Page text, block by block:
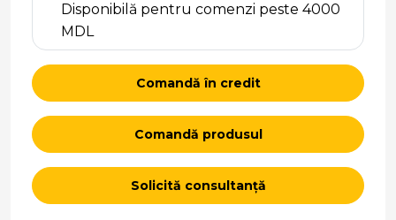
Disponibilă pentru comenzi peste 4000
MDL
Comandă în credit
Comandă produsul
Solicită consultanță